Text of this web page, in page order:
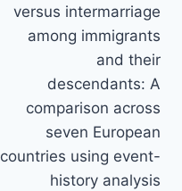
versus intermarriage
among immigrants
and their
descendants: A
comparison across
seven European
countries using event-
history analysis